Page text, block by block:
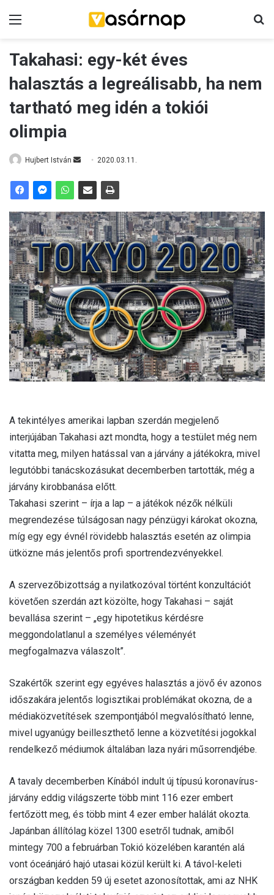
Takahasi: egy-két éves
halasztás a legreálisabb, ha nem
tartható meg idén a tokiói
olimpia
Hujbert István
n
a
n
e
m
a
i
l
2020.03.11.
A tekintélyes amerikai lapban szerdán megjelenő
interjújában Takahasi azt mondta, hogy a testület még nem
vitatta meg, milyen hatással van a járvány a játékokra, mivel
legutóbbi tanácskozásukat decemberben tartották, még a
járvány kirobbanása előtt.
Takahasi szerint – írja a lap – a játékok nézők nélküli
megrendezése túlságosan nagy pénzügyi károkat okozna,
míg egy egy évnél rövidebb halasztás esetén az olimpia
ütközne más jelentős profi sportrendezvényekkel.
A szervezőbizottság a nyilatkozóval történt konzultációt
követően szerdán azt közölte, hogy Takahasi – saját
bevallása szerint – „egy hipotetikus kérdésre
meggondolatlanul a személyes véleményét
megfogalmazva válaszolt”.
Szakértők szerint egy egyéves halasztás a jövő év azonos
időszakára jelentős logisztikai problémákat okozna, de a
médiaközvetítések szempontjából megvalósítható lenne,
mivel ugyanúgy beilleszthető lenne a közvetítési jogokkal
rendelkező médiumok általában laza nyári műsorrendjébe.
A tavaly decemberben Kínából indult új típusú koronavírus-
járvány eddig világszerte több mint 116 ezer embert
fertőzött meg, és több mint 4 ezer ember halálát okozta.
Japánban állítólag közel 1300 esetről tudnak, amiből
mintegy 700 a februárban Tokió közelében karantén alá
vont óceánjáró hajó utasai közül került ki. A távol-keleti
országban kedden 59 új esetet azonosítottak, ami az NHK